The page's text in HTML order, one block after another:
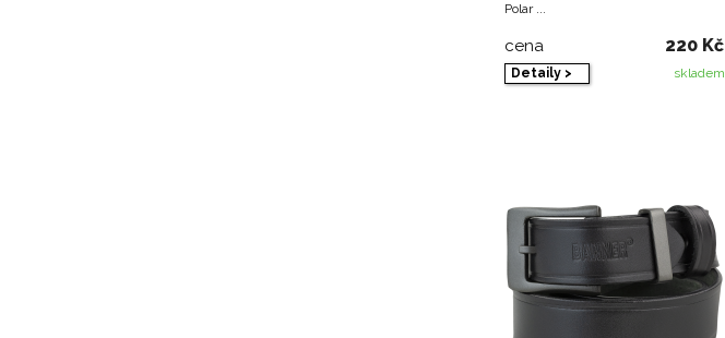
Polar ...
cena 220 Kč
Detaily > skladem